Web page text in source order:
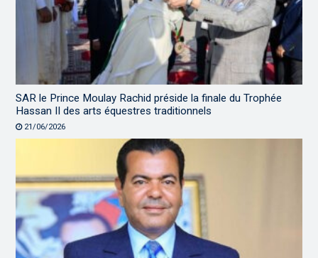
SAR le Prince Moulay Rachid préside la finale du Trophée
Hassan II des arts équestres traditionnels
21/06/2026